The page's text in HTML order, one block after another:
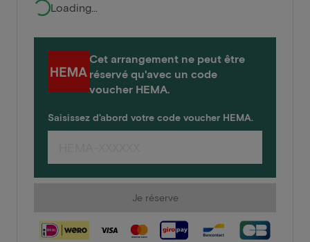
Loading...
Cet arrangement ne peut être
réservé qu'avec un code
voucher HEMA.
Saisissez d'abord votre code voucher HEMA.
Je réserve